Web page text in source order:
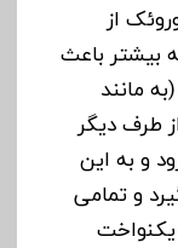
از
بیشتر باعث
مانند
طرف دیگر
و به این
و تمامی